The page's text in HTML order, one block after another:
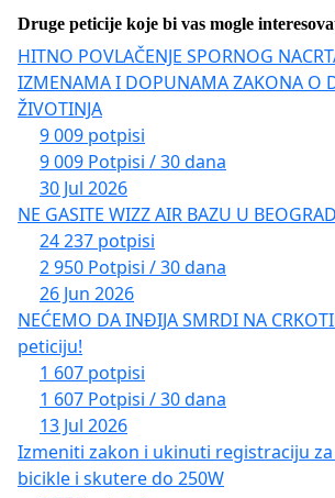
Druge peticije koje bi vas mogle
HITNO POVLAČENJE SPORNOG
IZMENAMA I DOPUNAMA ZAKONA O
ŽIVOTINJA
9 009 potpisi
9 009 Potpisi / 30 dana
30 Jul 2026
NE GASITE WIZZ AIR BAZU U
24 237 potpisi
2 950 Potpisi / 30 dana
26 Jun 2026
NEĆEMO DA INĐIJA SMRDI NA
peticiju!
1 607 potpisi
1 607 Potpisi / 30 dana
13 Jul 2026
Izmeniti zakon i ukinuti registraciju
bicikle i skutere do 250W